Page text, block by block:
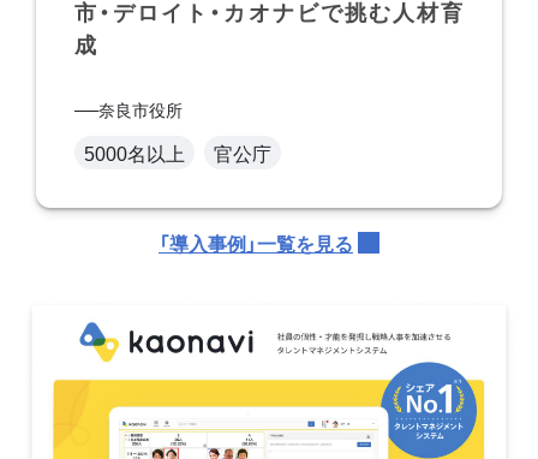
市・デロイト・カオナビで挑む人材育
成
奈良市役所
5000名以上 官公庁
「導入事例」一覧を見る